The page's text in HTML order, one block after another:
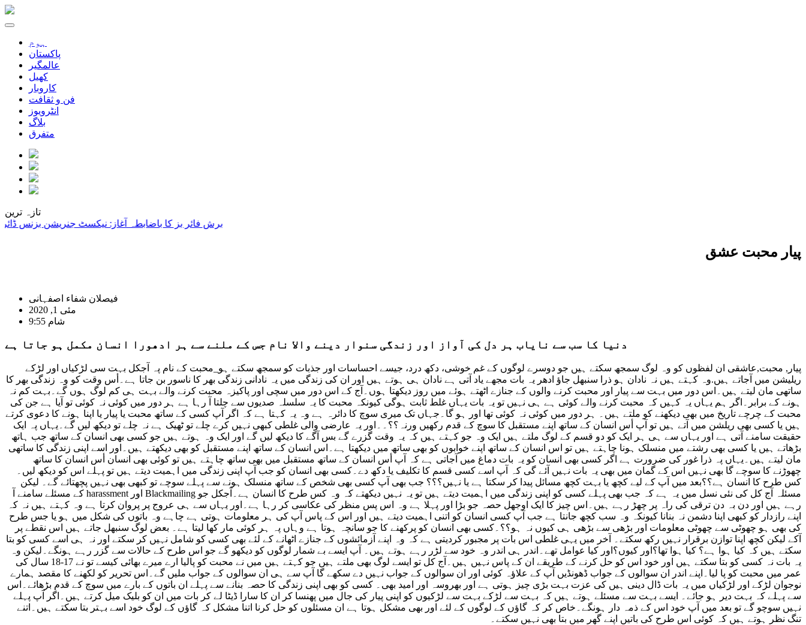
ہوم
پاکستان
عالمگیر
کھیل
کاروبار
فن و ثقافت
انٹرویوز
بلاگ
متفرق
تازہ ترین
برش فائر بز کا باضابطہ آغاز: نیکسٹ جنریشن بزنس ڈائریکٹری
پیار محبت عشق
فیصلان شفاء اصفہانی
مئی 1, 2020
9:55 شام
دنیا کا سب سے نایاب ہر دل کی آواز اور زندگی سنوار دینے والا نام جس کے ملنے سے ہر ادھورا انسان مکمل ہو جاتا ہے
پیار, محبت,عاشقی ان لفظوں کو وہ لوگ سمجھ سکتے ہیں جو دوسرے لوگوں کے غم خوشی، دکھ درد، جیسے احساسات اور جذبات کو سمجھ سکتے ہو_محبت کے نام پہ آجکل بہت سی لڑکیاں اور لڑکے
ریلیشن میں آجاتے ہیں.وہ کہتے ہیں نہ نادان ہو ذرا سنبھل جاؤ ادھر یہ بات مجھے یاد آتی ہے نادان ہی ہوتے ہیں اور ان کی زندگی میں یہ نادانی زندگی بھر کا ناسور بن جاتا ہے۔أس وقت کو وہ زندگی بھر کا
ساتھی مان لیتے ہیں۔اس دور میں بہت سے پیار اور محبت کرنے والوں کے جنازے اٹھتے ہوئے میں روز دیکھتا ہوں۔آج کے اس دور میں سچی اور پاکیزہ محبت کرنے والے بہت ہی کم لوگ ہوں گے۔بہت کم نہ
ہونے کے برابر۔اگر ہم یہاں یہ کہیں کہ محبت کرنے والے کوئی ہے ہی نہیں تو یہ بات یہاں غلط ثابت ہوگی کیونکہ محبت کا یہ سلسلہ صدیوں سے چلتا آ رہا ہے ہر دور میں کوئی نہ کوئی تو آیا ہے جن کی
محبت کے چرچے تاریخ میں بھی دیکھنے کو ملتے ہیں۔ ہر دور میں کوئی نہ کوئی تھا اور ہو گا۔جہاں تک میری سوچ کا دائرہ ہے وہ یہ کہتا ہے کہ اگر آپ کسی کے ساتھ محبت یا پیار یا اپنا ہونے کا دعوی کرتے
ہیں یا کسی بھی ریلشن میں آتے ہیں تو آپ أس انسان کے ساتھ اپنے مستقبل کا سوچ کے قدم رکھیں ورنہ؟؟۔۔اور یہ عارضی والی غلطی کبھی نہیں کرے چلے تو ٹھیک ہے نہ چلے تو دیکھ لیں گے۔یہاں پہ ایک
حقیقت سامنے آتی ہے اور یہاں سے ہی ہر ایک کو دو قسم کے لوگ ملتے ہیں ایک وہ جو کہتے ہیں کہ یہ وقت گزرے گے بس آگے کا دیکھ لیں گے اور ایک وہ ہوتے ہیں جو کسی بھی انسان کے ساتھ جب ہاتھ
بڑھاتے ہیں یا کسی بھی رشتے میں منسلک ہونا چاہتے ہیں تو اس انسان کے ساتھ اپنے خوابوں کو بھی ساتھ میں دیکھتا ہے۔اس انسان کے ساتھ اپنے مستقبل کو بھی دیکھتے ہیں۔اور اسے اپنی زندگی کا ساتھی
مان لیتے ہیں۔یہاں پہ ذرا غور کی ضرورت ہے اگر کسی بھی انسان کو یہ بات دماغ میں آجاتی ہے کہ آپ أس انسان کے ساتھ مستقبل میں بھی ساتھ چاہتے ہیں تو کوئی بھی انسان أس انسان کا ساتھ
چھوڑنے کا سوچے گا بھی نہیں اس کے گمان میں بھی یہ بات نہیں آئے گی کہ آپ اسے کسی قسم کا تکلیف یا دکھ دے۔کسی بھی انسان کو جب آپ اپنی زندگی میں اہمیت دیتے ہیں تو پہلے اس کو دیکھ لیں۔
کس طرح کا انسان ہے؟؟بعد میں آپ کے لیے کچھ یا بہت کچھ مسائل پیدا کر سکتا ہے یا نہیں؟؟؟ جب بھی آپ کسی بھی شخص کے ساتھ منسلک ہونے سے پہلے سوچے تو کبھی بھی نہیں پچھتائے گے۔ لیکن
مسئلہ آج کل کی نئی نسل میں یہ ہے کہ جب بھی پہلے کسی کو اپنی زندگی میں اہمیت دیتے ہیں تو یہ نہیں دیکھتے کہ وہ کس طرح کا انسان ہے۔آجکل جو Blackmailing اور harassment کے مسئلے سامنے آ
رہے ہیں اور دن بہ دن ترقی کی راہ پر چھڑ رہے ہیں۔اس چیز کا ایک اوجھل حصہ جو بڑا اور پہلا ہے وہ اس پس منظر کی عکاسی کر رہا ہے۔اور یہاں سے ہی عروج پر پروان کرتا ہے وہ کہتے ہیں نہ کہ
اپنے رازدار کو کبھی اپنا دشمن نہ بنانا کیونکہ وہ سب کچھ جانتا ہے جب آپ کسی انسان کو اتنی اہمیت دیتے ہیں اور اس کے پاس آپ کی ہر معلومات ہوتی ہے چاہے وہ باتوں کی شکل میں ہو یا جس طرح
کی بھی ہو چھوٹی سے چھوٹی معلومات اور بڑھی سے بڑھی ہی کیوں نہ ہو؟؟۔کسی بھی انسان کو پرکھنے کا جو سانچہ ہوتا ہے وہاں پہ ہر کوئی مار کھا لیتا ہے۔ بعض لوگ سنبھل جاتے ہیں اس نقطے پر
آکے لیکن کچھ اپنا توازن برقرار نہیں رکھ سکتے۔ آخر میں یہی غلطی اس بات پر مجبور کردیتی ہے کہ وہ اپنے آزمائشوں کے جنازے اٹھانے کے لئے بھی کسی کو شامل نہیں کر سکتے اور نہ ہی اسے کسی کو بتا
سکتے ہیں کہ کیا ہوا ہے؟ کیا ہوا تھا؟اور کیوں؟اور کیا عوامل تھے۔اندر ہی اندر وہ خود سے لڑر رہے ہوتے ہیں۔ آپ ایسے بے شمار لوگوں کو دیکھو گے جو اس طرح کے حالات سے گزر رہے ہونگے۔لیکن وہ
یہ بات نہ کسی کو بتا سکتے ہیں اور خود اس کو حل کرنے کے طریقے ان کے پاس نہیں ہیں۔آج کل تو ایسے لوگ بھی ملتے ہیں جو کہتے ہیں میں نے محبت کو پالیا ارے میرے بھائی کیسے تو نے 17-18 سال کی
عمر میں محبت کو پا لیا۔اپنے اندر ان سوالوں کے جواب ڈھونڈیں آپ کے علاؤہ کوئی اور ان سوالوں کے جواب نہیں دے سکھے گا آپ سے ہی ان سوالوں کے جواب ملیں گے۔اس تحریر کو لکھنے کا مقصد ہمارے
نوجوان لڑکے اور لڑکیاں میں یہ بات ڈال دینی ہیں کی عزت بہت بڑی چیز ہوتی ہے اور بھروسہ اور امید بھی۔ کسی کو بھی اپنی زندگی کا حصہ بنانے سے پہلے ان باتوں کے بارے میں سوچ کے قدم بڑھائے۔اس
سے پہلے کہ بہت دیر ہو جائے۔ ایسے بہت سے مسئلے ہوتے ہیں کہ بہت سے لڑکے بہت سے لڑکیوں کو اپنی پیار کی جال میں پھنسا کر ان کا سارا ڈیٹا لے کر بات میں ان کو بلیک میل کرتے ہیں۔اگر آپ پہلے
نہیں سوچو گے تو بعد میں آپ خود اس کے ذمہ دار ہونگے۔خاص کر کہ گاؤں کے لوگوں کے لئے اور بھی مشکل ہوتا ہے ان مسئلوں کو حل کرنا اتنا مشکل کہ گاؤں کے لوگ خود اسے بہتر بتا سکتے ہیں۔اتنے
تنگ نظر ہوتے ہیں کہ کوئی اس طرح کی باتیں اپنے گھر میں بتا بھی نہیں سکتے۔